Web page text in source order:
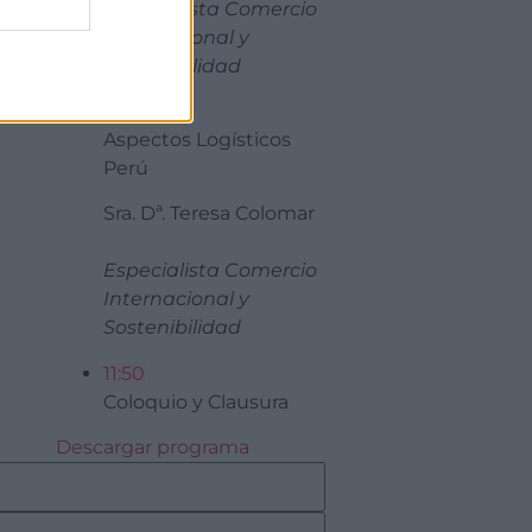
Especialista Comercio
Internacional y
Sostenibilidad
Aspectos Logísticos
Perú
Sra. Dª. Teresa Colomar
Especialista Comercio
Internacional y
Sostenibilidad
11:50
Coloquio y Clausura
Descargar programa